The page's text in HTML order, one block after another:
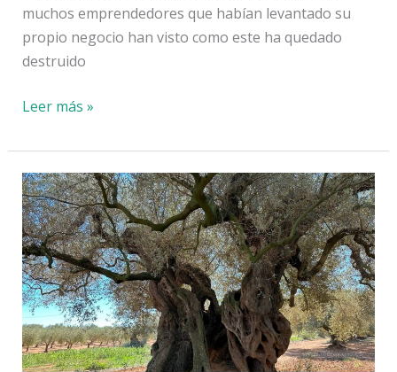
muchos emprendedores que habían levantado su
propio negocio han visto como este ha quedado
destruido
Cómo
a
los
negocios
afectados
por
la
DANA:
lista
y
enlaces
Leer más »